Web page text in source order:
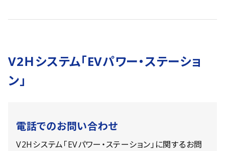
V2Ｈシステム「EVパワー・ステーショ
ン」
電話でのお問い合わせ
V2Hシステム「EVパワー・ステーション」に関するお問